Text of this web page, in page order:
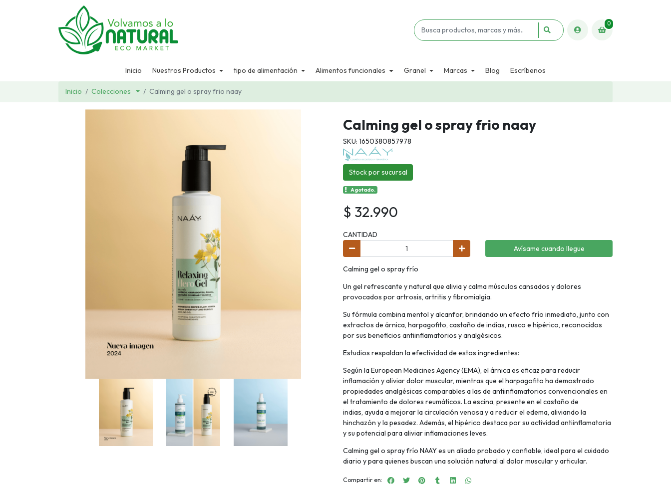
0
Inicio Nuestros Productos tipo de alimentación Alimentos funcionales Granel Marcas Blog Escríbenos
Inicio Colecciones Calming gel o spray frio naay
Calming gel o spray frio naay
SKU: 1650380857978
Stock por sucursal
Agotado.
$ 32.990
CANTIDAD
Avísame cuando llegue
Calming gel o spray frío
Un gel refrescante y natural que alivia y calma músculos cansados y dolores
provocados por artrosis, artritis y fibromialgia.
Su fórmula combina mentol y alcanfor, brindando un efecto frío inmediato, junto con
extractos de árnica, harpagofito, castaño de indias, rusco e hipérico, reconocidos
por sus beneficios antiinflamatorios y analgésicos.
Estudios respaldan la efectividad de estos ingredientes:
Según la European Medicines Agency (EMA), el árnica es eficaz para reducir
inflamación y aliviar dolor muscular, mientras que el harpagofito ha demostrado
propiedades analgésicas comparables a las de antiinflamatorios convencionales en
el tratamiento de dolores reumáticos. La escina, presente en el castaño de
indias, ayuda a mejorar la circulación venosa y a reducir el edema, aliviando la
hinchazón y la pesadez. Además, el hipérico destaca por su actividad antiinflamatoria
y su potencial para aliviar inflamaciones leves.
Calming gel o spray frío NAAY es un aliado probado y confiable, ideal para el cuidado
diario y para quienes buscan una solución natural al dolor muscular y articular.
Compartir en: